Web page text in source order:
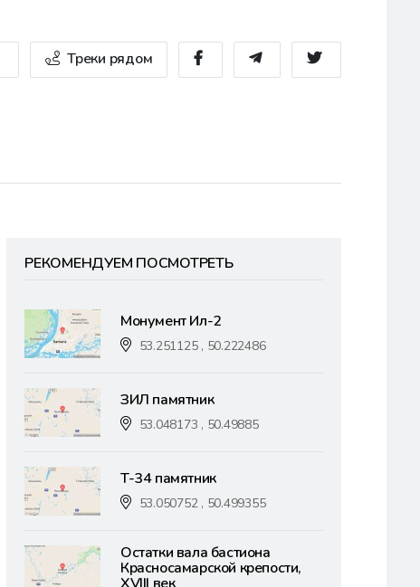
Треки рядом
РЕКОМЕНДУЕМ ПОСМОТРЕТЬ
Монумент Ил-2
53.251125 , 50.222486
ЗИЛ памятник
53.048173 , 50.49885
T-34 памятник
53.050752 , 50.499355
Остатки вала бастиона
Красносамарской крепости,